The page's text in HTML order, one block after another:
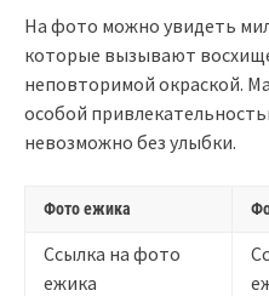
На фото можно увидеть
которые вызывают
неповторимой окраской.
особой
невозможно без улыбки.
Фото ежика
Ссылка на фото
ежика